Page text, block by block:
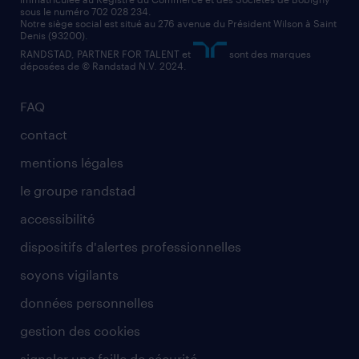
comptable
FAQ
contact
mentions légales
le groupe randstad
accessibilité
dispositifs d'alertes professionnelles
soyons vigilants
données personnelles
gestion des cookies
sous le numéro 702 028 234.
Notre siège social est situé au 276 avenue du Président Wilson à Saint
Denis (93200).
RANDSTAD, PARTNER FOR TALENT et
sont des marques
déposées de © Randstad N.V. 2024.